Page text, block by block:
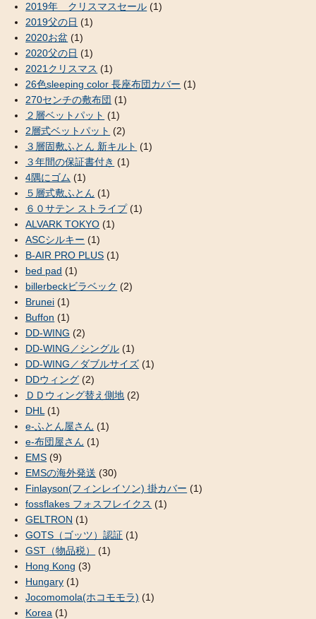
2019年 クリスマスセール (1)
2019父の日 (1)
2020お盆 (1)
2020父の日 (1)
2021クリスマス (1)
26色sleeping color 長座布団カバー (1)
270センチの敷布団 (1)
２層ベットパット (1)
2層式ベットパット (2)
３層固敷ふとん 新キルト (1)
３年間の保証書付き (1)
4隅にゴム (1)
５層式敷ふとん (1)
６０サテン ストライプ(1)
ALVARK TOKYO (1)
ASCシルキー (1)
B-AIR PRO PLUS (1)
bed pad (1)
billerbeckビラベック (2)
Brunei (1)
Buffon (1)
DD-WING (2)
DD-WING／シングル (1)
DD-WING／ダブルサイズ (1)
DDウィング (2)
ＤＤウィング替え側地 (2)
DHL (1)
e-ふとん屋さん (1)
e-布団屋さん (1)
EMS (9)
EMSの海外発送 (30)
Finlayson(フィンレイソン) 掛カバー (1)
fossflakes フォスフレイクス (1)
GELTRON (1)
GOTS（ゴッツ）認証 (1)
GST（物品税）
(1)
Hong Kong (3)
Hungary (1)
Jocomomola(ホコモモラ) (1)
Korea (1)